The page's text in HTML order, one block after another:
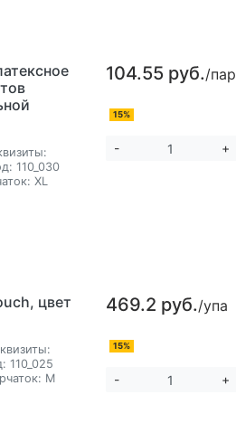
110_030
XL
104.55 руб./пар
15%
- +
цвет
110_025
M
469.2 руб./упа
15%
- +